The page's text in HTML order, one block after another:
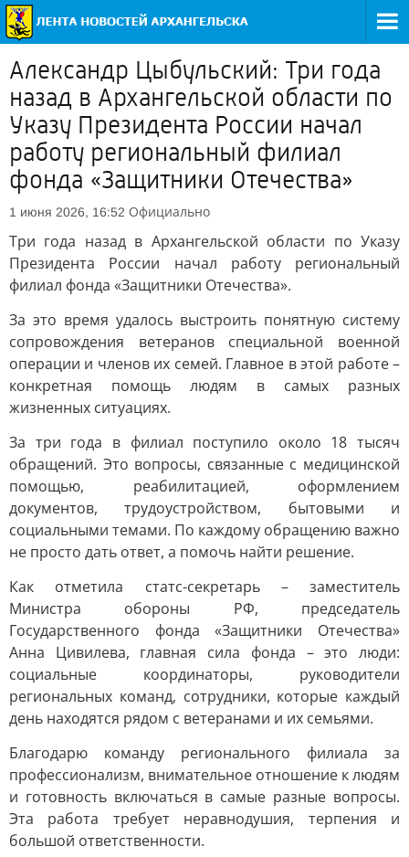
Александр Цыбульский: Три года
назад в Архангельской области по
Указу Президента России начал
работу региональный филиал
фонда «Защитники Отечества»
1 июня 2026, 16:52 Официально
Три года назад в Архангельской области по Указу
Президента России начал работу региональный
филиал фонда «Защитники Отечества».
За это время удалось выстроить понятную систему
сопровождения ветеранов специальной военной
операции и членов их семей. Главное в этой работе –
конкретная помощь людям в самых разных
жизненных ситуациях.
За три года в филиал поступило около 18 тысяч
обращений. Это вопросы, связанные с медицинской
помощью, реабилитацией, оформлением
документов, трудоустройством, бытовыми и
социальными темами. По каждому обращению важно
не просто дать ответ, а помочь найти решение.
Как отметила статс-секретарь – заместитель
Министра обороны РФ, председатель
Государственного фонда «Защитники Отечества»
Анна Цивилева, главная сила фонда – это люди:
социальные координаторы, руководители
региональных команд, сотрудники, которые каждый
день находятся рядом с ветеранами и их семьями.
Благодарю команду регионального филиала за
профессионализм, внимательное отношение к людям
и готовность включаться в самые разные вопросы.
Эта работа требует неравнодушия, терпения и
большой ответственности.